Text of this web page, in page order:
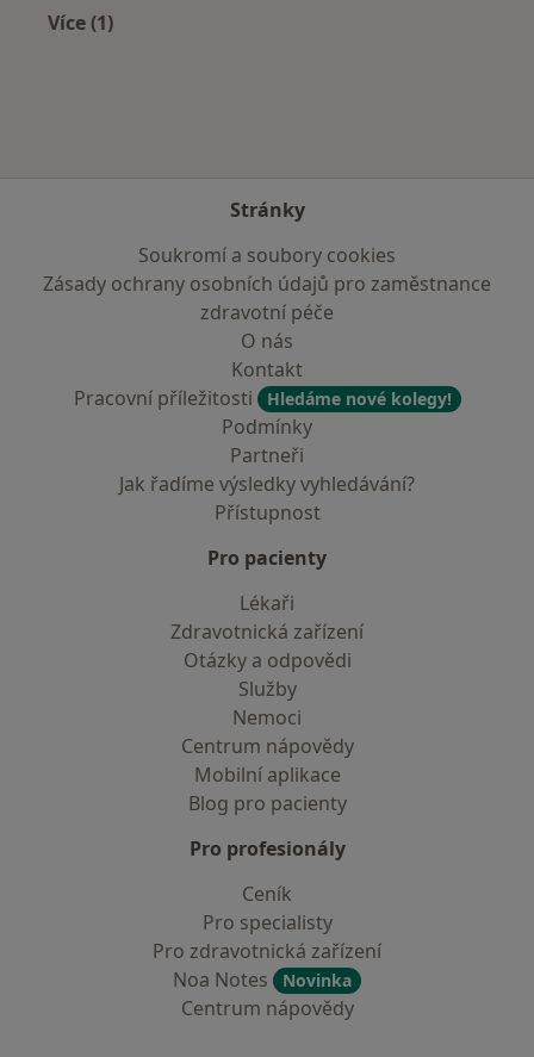
Více (1)
Stránky
Soukromí a soubory cookies
Zásady ochrany osobních údajů pro zaměstnance
zdravotní péče
O nás
Kontakt
Pracovní příležitosti
Hledáme nové kolegy!
Podmínky
Partneři
Jak řadíme výsledky vyhledávání?
Přístupnost
Pro pacienty
Lékaři
Zdravotnická zařízení
Otázky a odpovědi
Služby
Nemoci
Centrum nápovědy
Mobilní aplikace
Blog pro pacienty
Pro profesionály
Ceník
Pro specialisty
Pro zdravotnická zařízení
Noa Notes
Novinka
Centrum nápovědy